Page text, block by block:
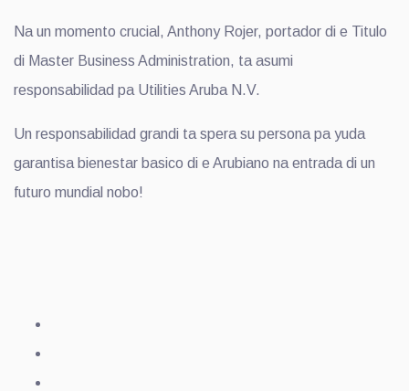
Na un momento crucial, Anthony Rojer, portador di e Titulo
di Master Business Administration, ta asumi
responsabilidad pa Utilities Aruba N.V.
Un responsabilidad grandi ta spera su persona pa yuda
garantisa bienestar basico di e Arubiano na entrada di un
futuro mundial nobo!